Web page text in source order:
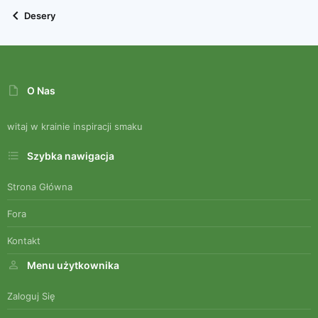
Desery
O Nas
witaj w krainie inspiracji smaku
Szybka nawigacja
Strona Główna
Fora
Kontakt
Menu użytkownika
Zaloguj Się